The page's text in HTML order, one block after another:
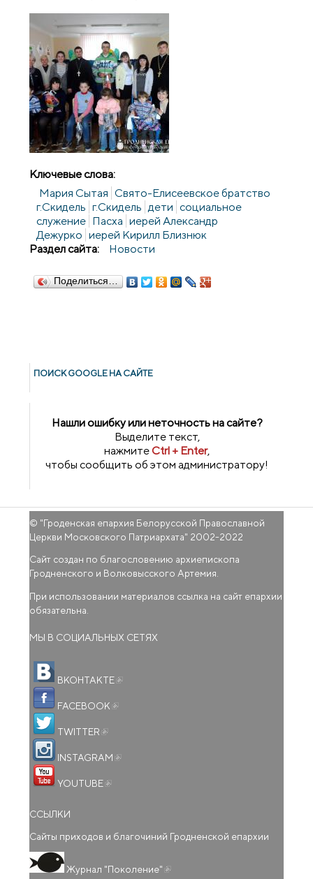
Ключевые слова:
Мария Сытая Свято-Елисеевское братство
г.Скидель г.Скидель дети социальное
служение Пасха иерей Александр
Дежурко иерей Кирилл Близнюк
Раздел сайта:
Новости
Поделиться…
ПОИСК GOОGLE НА САЙТЕ
Нашли ошибку или неточность на сайте?
Выделите текст,
нажмитеCtrl + Enter,
чтобы сообщить об этом администратору!
© "Гроденская епархия Белорусской Православной
Церкви Московского Патриархата" 2002-2022
Сайт создан по благословению архиепископа
Гродненского и Волковысского Артемия.
При использовании материалов ссылка на сайт епархии
обязательна.
МЫ В СОЦИАЛЬНЫХ СЕТЯХ
ВКОНТАКТЕ
FACEBOOK
TWITTER
INSTAGRAM
YOUTUBE
ССЫЛКИ
Сайты приходов и благочиний Гродненской епархии
Журнал "Поколение"